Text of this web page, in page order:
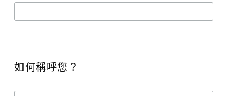
如何稱呼您？